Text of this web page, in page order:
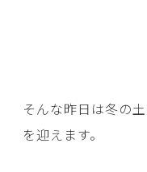
そんな昨日は冬の
を迎えます。